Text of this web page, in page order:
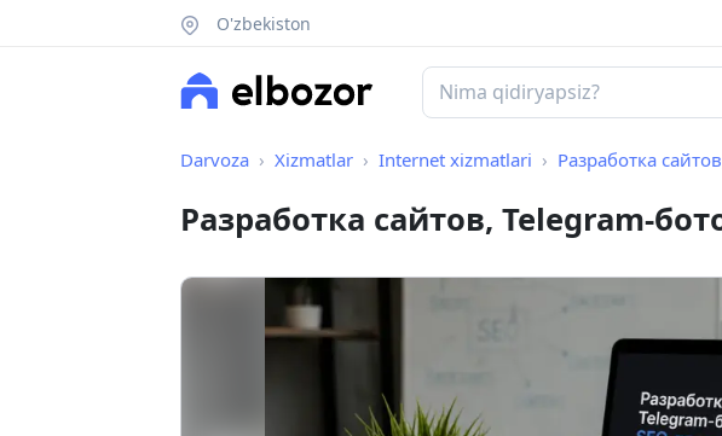
O'zbekiston
Darvoza Xizmatlar Internet xizmatlari Разработка
Разработка сайтов, Telegram-